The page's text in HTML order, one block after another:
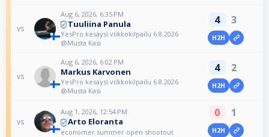
vs
Aug 6, 2026, 6:35 PM
Tuuliina Panula
YesPro kesäysi viikkokilpailu 6.8.2026
@Musta Kasi
4 3
H2H
vs
Aug 6, 2026, 6:02 PM
Markus Karvonen
YesPro kesäysi viikkokilpailu 6.8.2026
@Musta Kasi
4 2
H2H
vs
Aug 1, 2026, 12:54 PM
Arto Eloranta
economer summer open shootout
0 1
H2H